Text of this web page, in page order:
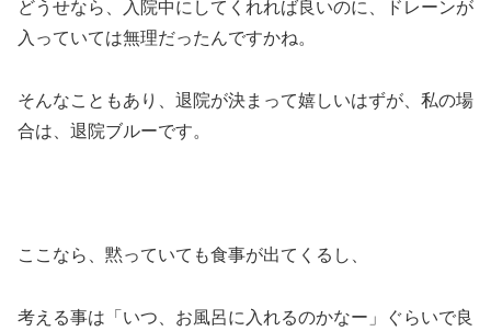
どうせなら、入院中にしてくれれば良いのに、ドレーンが
入っていては無理だったんですかね。
そんなこともあり、退院が決まって嬉しいはずが、私の場
合は、退院ブルーです。
ここなら、黙っていても食事が出てくるし、
考える事は「いつ、お風呂に入れるのかなー」ぐらいで良